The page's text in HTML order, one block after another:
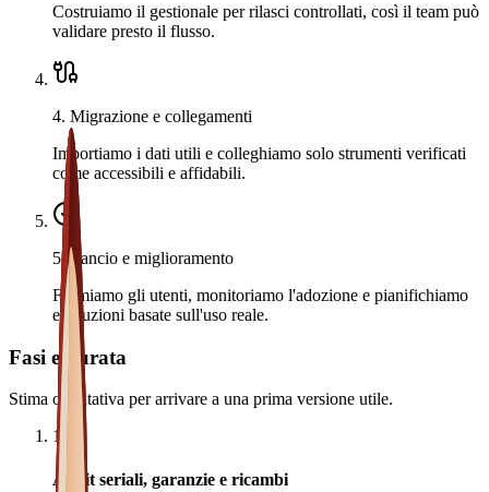
Costruiamo il gestionale per rilasci controllati, così il team può
validare presto il flusso.
4. Migrazione e collegamenti
Importiamo i dati utili e colleghiamo solo strumenti verificati
come accessibili e affidabili.
5.Lancio e miglioramento
Formiamo gli utenti, monitoriamo l'adozione e pianifichiamo
evoluzioni basate sull'uso reale.
Fasi e durata
Stima orientativa per arrivare a una prima versione utile.
1
Audit seriali, garanzie e ricambi